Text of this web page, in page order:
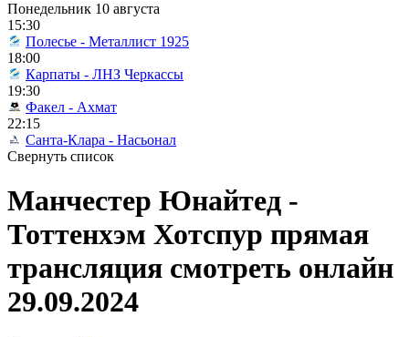
Понедельник 10 августа
15:30
Полесье - Металлист 1925
18:00
Карпаты - ЛНЗ Черкассы
19:30
Факел - Ахмат
22:15
Санта-Клара - Насьонал
Свернуть список
Манчестер Юнайтед -
Тоттенхэм Хотспур прямая
трансляция смотреть онлайн
29.09.2024